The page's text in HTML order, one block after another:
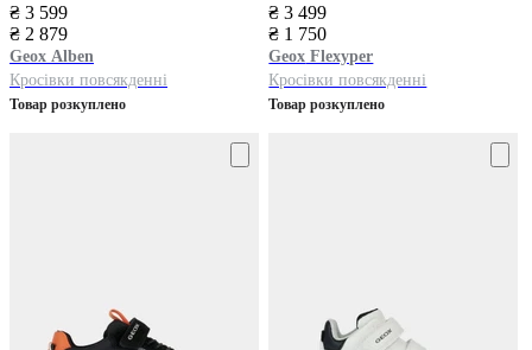
₴ 3 599
₴ 2 879
Geox Alben
Кросівки повсякденні
Товар розкуплено
₴ 3 499
₴ 1 750
Geox Flexyper
Кросівки повсякденні
Товар розкуплено